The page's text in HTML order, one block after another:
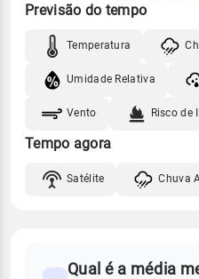
Previsão do tempo
Temperatura
Umidade Relativa
Vento Risco de
Tempo agora
Satélite Chuva
Qual é a média